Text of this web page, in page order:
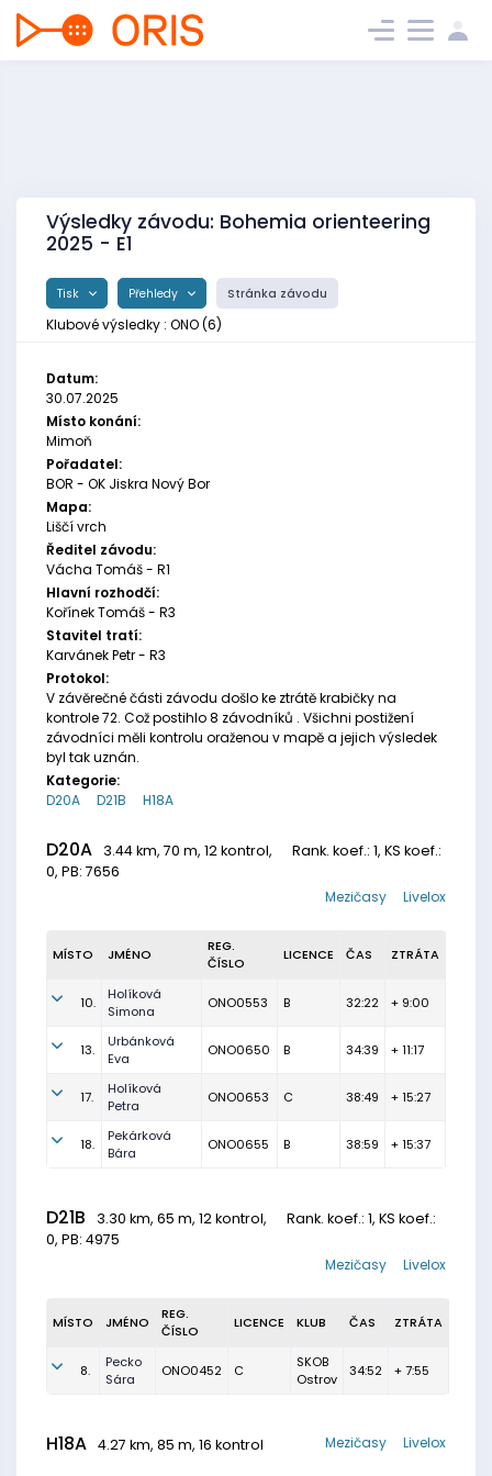
Výsledky závodu: Bohemia orienteering
2025 - E1
Tisk Přehledy Stránka závodu
Klubové výsledky : ONO (6)
Datum:
30.07.2025
Místo konání:
Mimoň
Pořadatel:
BOR - OK Jiskra Nový Bor
Mapa:
Liščí vrch
Ředitel závodu:
Vácha Tomáš - R1
Hlavní rozhodčí:
Kořínek Tomáš - R3
Stavitel tratí:
Karvánek Petr - R3
Protokol:
V závěrečné části závodu došlo ke ztrátě krabičky na
kontrole 72. Což postihlo 8 závodníků . Všichni postižení
závodníci měli kontrolu oraženou v mapě a jejich výsledek
byl tak uznán.
Kategorie:
D20A
D21B H18A
D20A 3.44 km, 70 m, 12 kontrol, Rank. koef.: 1, KS koef.:
0, PB: 7656
Livelox
Mezičasy
MÍSTO JMÉNO
REG.
ČÍSLO
LICENCE ČAS ZTRÁTA
10.
Holíková
Simona
ONO0553 B 32:22 + 9:00
13.
Urbánková
Eva
ONO0650 B 34:39 + 11:17
17.
Holíková
Petra
ONO0653 C 38:49 + 15:27
18.
Pekárková
Bára
ONO0655 B 38:59 + 15:37
D21B 3.30 km, 65 m, 12 kontrol, Rank. koef.: 1, KS koef.:
0, PB: 4975
Livelox
Mezičasy
MÍSTO JMÉNO
REG.
ČÍSLO
LICENCE KLUB ČAS ZTRÁTA
8.
Pecko
Sára
ONO0452 C
SKOB
Ostrov
34:52 + 7:55
H18A 4.27 km, 85 m, 16 kontrol Livelox
Mezičasy